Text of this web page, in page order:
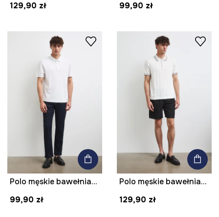
129,90 zł
99,90 zł
Polo męskie bawełniane z elastanem gładkie
99,90 zł
Polo męskie bawełniane
129,90 zł